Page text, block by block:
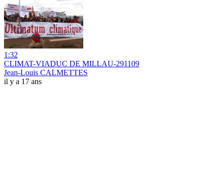
1:32
CLIMAT-VIADUC DE MILLAU-291109
Jean-Louis CALMETTES
il y a 17 ans